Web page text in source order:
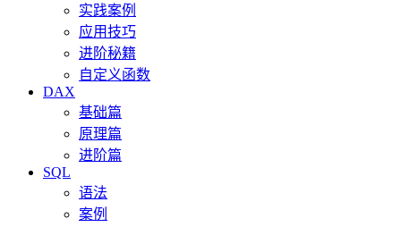
实践案例
应用技巧
进阶秘籍
自定义函数
DAX
基础篇
原理篇
进阶篇
SQL
语法
案例